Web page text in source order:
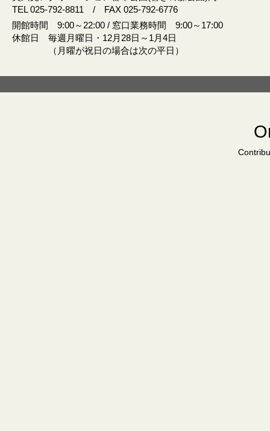
TEL 025-792-8811 / FAX 025-792-6776
開館時間 9:00～22:00 / 窓口業務時間 9:00～17:00
休館日 毎週月曜日・12月28日～1月4日
（月曜が祝日の場合は次の平日）